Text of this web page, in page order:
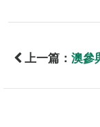
上一篇： 澳參